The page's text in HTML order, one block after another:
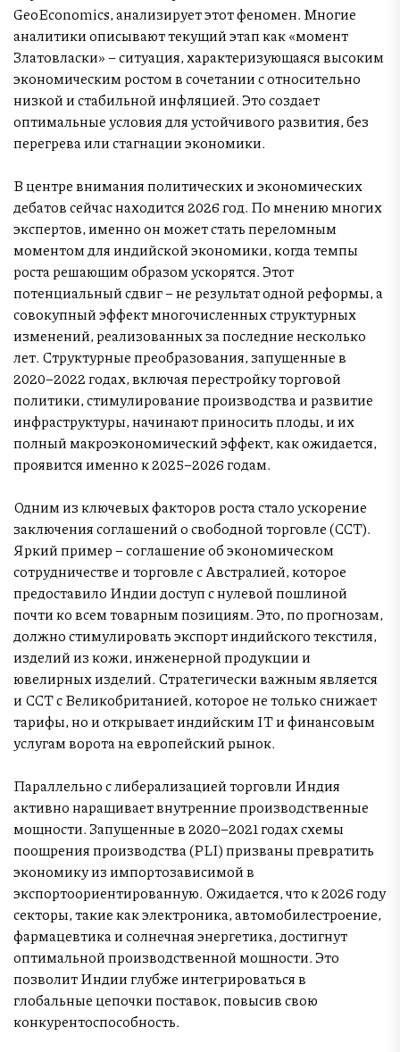
GeoEconomics, анализирует этот феномен. Многие
аналитики описывают текущий этап как «момент
Златовласки» – ситуация, характеризующаяся высоким
экономическим ростом в сочетании с относительно
низкой и стабильной инфляцией. Это создает
оптимальные условия для устойчивого развития, без
перегрева или стагнации экономики.
В центре внимания политических и экономических
дебатов сейчас находится 2026 год. По мнению многих
экспертов, именно он может стать переломным
моментом для индийской экономики, когда темпы
роста решающим образом ускорятся. Этот
потенциальный сдвиг – не результат одной реформы, а
совокупный эффект многочисленных структурных
изменений, реализованных за последние несколько
лет. Структурные преобразования, запущенные в
2020–2022 годах, включая перестройку торговой
политики, стимулирование производства и развитие
инфраструктуры, начинают приносить плоды, и их
полный макроэкономический эффект, как ожидается,
проявится именно к 2025–2026 годам.
Одним из ключевых факторов роста стало ускорение
заключения соглашений о свободной торговле (ССТ).
Яркий пример – соглашение об экономическом
сотрудничестве и торговле с Австралией, которое
предоставило Индии доступ с нулевой пошлиной
почти ко всем товарным позициям. Это, по прогнозам,
должно стимулировать экспорт индийского текстиля,
изделий из кожи, инженерной продукции и
ювелирных изделий. Стратегически важным является
и ССТ с Великобританией, которое не только снижает
тарифы, но и открывает индийским IT и финансовым
услугам ворота на европейский рынок.
Параллельно с либерализацией торговли Индия
активно наращивает внутренние производственные
мощности. Запущенные в 2020–2021 годах схемы
поощрения производства (PLI) призваны превратить
экономику из импортозависимой в
экспортоориентированную. Ожидается, что к 2026 году
секторы, такие как электроника, автомобилестроение,
фармацевтика и солнечная энергетика, достигнут
оптимальной производственной мощности. Это
позволит Индии глубже интегрироваться в
глобальные цепочки поставок, повысив свою
конкурентоспособность.